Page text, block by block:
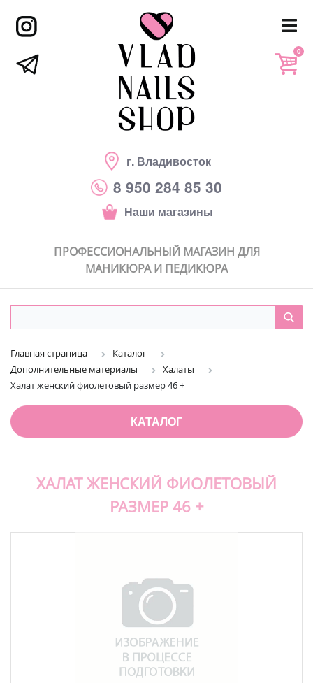
г. Владивосток
8 950 284 85 30
Наши магазины
0
ПРОФЕССИОНАЛЬНЫЙ МАГАЗИН ДЛЯ
МАНИКЮРА И ПЕДИКЮРА
Главная страница
Каталог
Дополнительные материалы
Халаты
Халат женский фиолетовый размер 46 +
КАТАЛОГ
ХАЛАТ ЖЕНСКИЙ ФИОЛЕТОВЫЙ
РАЗМЕР 46 +